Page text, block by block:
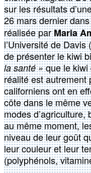
sur les résultats
26 mars dernier dans
réalisée parMaria
l’Université de
de présenter le kiwi
la santé »que le kiwi
réalité est autrement
californiens ont en
côte dans le même
modes
au même moment,
niveau de leur goût
leur couleur et leur
(polyphénols,